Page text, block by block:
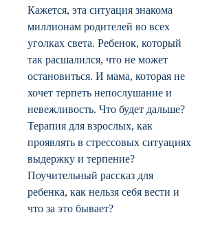
Кажется, эта ситуация знакома
миллионам родителей во всех
уголках света. Ребенок, который
так расшалился, что не может
остановиться. И мама, которая не
хочет терпеть непослушание и
невежливость. Что будет дальше?
Терапия для взрослых, как
проявлять в стрессовых ситуациях
выдержку и терпение?
Поучительный рассказ для
ребенка, как нельзя себя вести и
что за это бывает?